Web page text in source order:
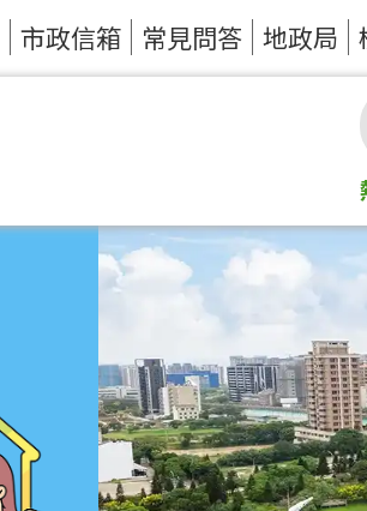
市政信箱 常見問答 地政局